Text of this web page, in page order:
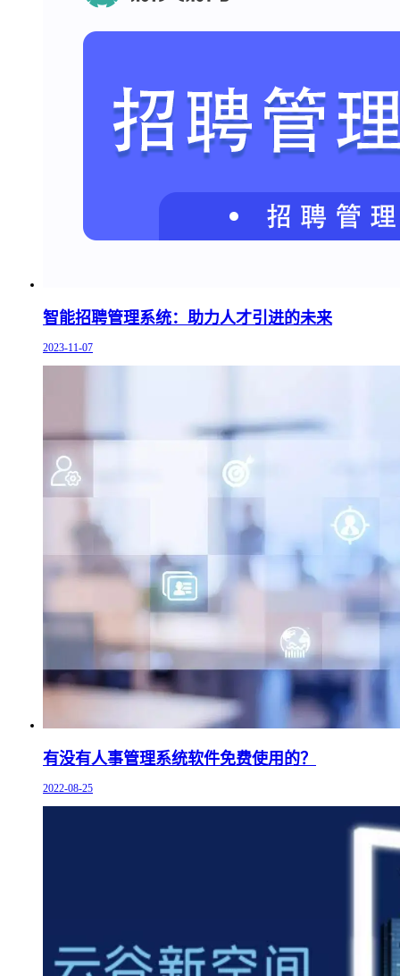
智能招聘管理系统：助力人才引进的未来
2023-11-07
有没有人事管理系统软件免费使用的？
2022-08-25